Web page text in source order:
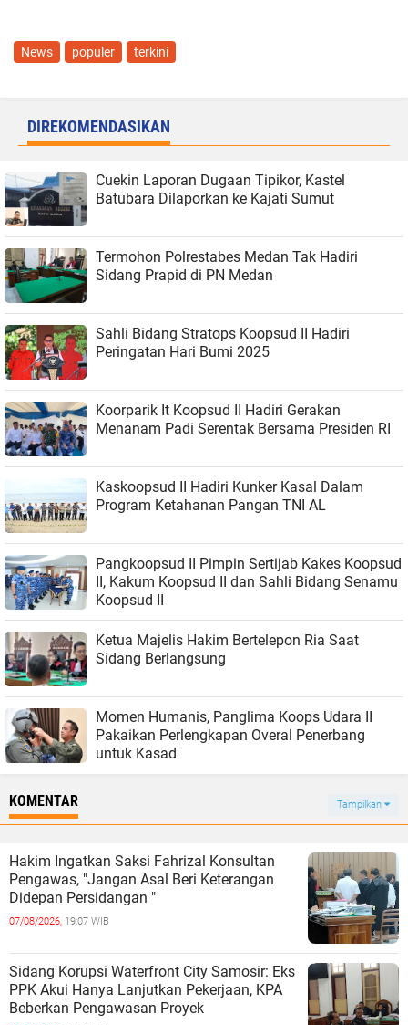
News populer terkini
DIREKOMENDASIKAN
Cuekin Laporan Dugaan Tipikor, Kastel
Batubara Dilaporkan ke Kajati Sumut
Termohon Polrestabes Medan Tak Hadiri
Sidang Prapid di PN Medan
Sahli Bidang Stratops Koopsud II Hadiri
Peringatan Hari Bumi 2025
Koorparik It Koopsud II Hadiri Gerakan
Menanam Padi Serentak Bersama Presiden RI
Kaskoopsud II Hadiri Kunker Kasal Dalam
Program Ketahanan Pangan TNI AL
Pangkoopsud II Pimpin Sertijab Kakes Koopsud
II, Kakum Koopsud II dan Sahli Bidang Senamu
Koopsud II
Ketua Majelis Hakim Bertelepon Ria Saat
Sidang Berlangsung
Momen Humanis, Panglima Koops Udara II
Pakaikan Perlengkapan Overal Penerbang
untuk Kasad
KOMENTAR Tampilkan
Hakim Ingatkan Saksi Fahrizal Konsultan
Pengawas, "Jangan Asal Beri Keterangan
Didepan Persidangan "
07/08/2026, 19:07 WIB
Sidang Korupsi Waterfront City Samosir: Eks
PPK Akui Hanya Lanjutkan Pekerjaan, KPA
Beberkan Pengawasan Proyek